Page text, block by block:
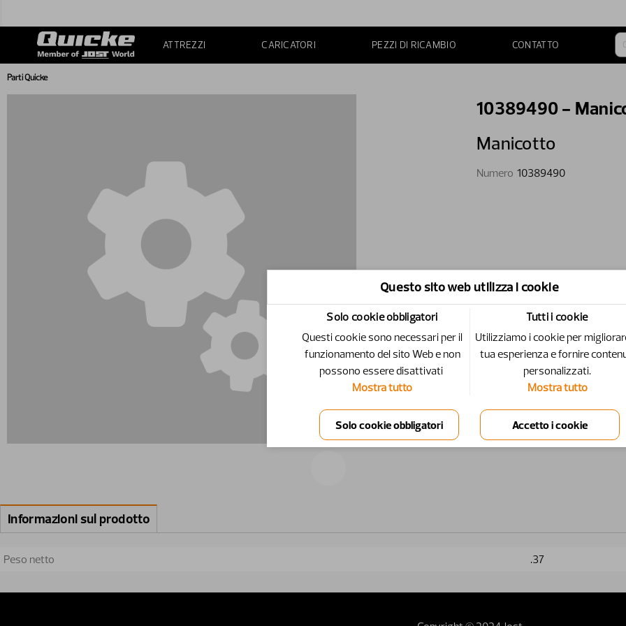
ATTREZZI CARICATORI PEZZI DI RICAMBIO CONTATTO
Parti Quicke
Informazioni sul prodotto
Peso netto .37
10389490 -
Manicotto
Numero 10389490
Questo sito web utilizza i cookie
Solo cookie obbligatori
Questi cookie sono necessari per il
funzionamento del sito Web e non
possono essere disattivati ​​
Mostra tutto
Tutti i cookie
Utilizziamo i cookie per
tua esperienza e fornire
personalizzati.
Mostra tutto